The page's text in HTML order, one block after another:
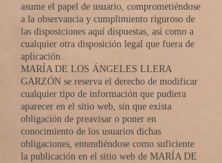
asume el papel de usuario, comprometiéndose
a la observancia y cumplimiento riguroso de
las disposiciones aquí dispuestas, así como a
cualquier otra disposición legal que fuera de
aplicación.
MARÍA DE LOS ÁNGELES LLERA
GARZÓN se reserva el derecho de modificar
cualquier tipo de información que pudiera
aparecer en el sitio web, sin que exista
obligación de preavisar o poner en
conocimiento de los usuarios dichas
obligaciones, entendiéndose como suficiente
la publicación en el sitio web de MARÍA DE